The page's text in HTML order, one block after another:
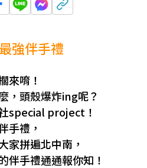
強伴手禮
來唷！
，頭殼爆炸ing呢？
special project！
手禮，
家拼遍北中南，
伴手禮通通報你知！